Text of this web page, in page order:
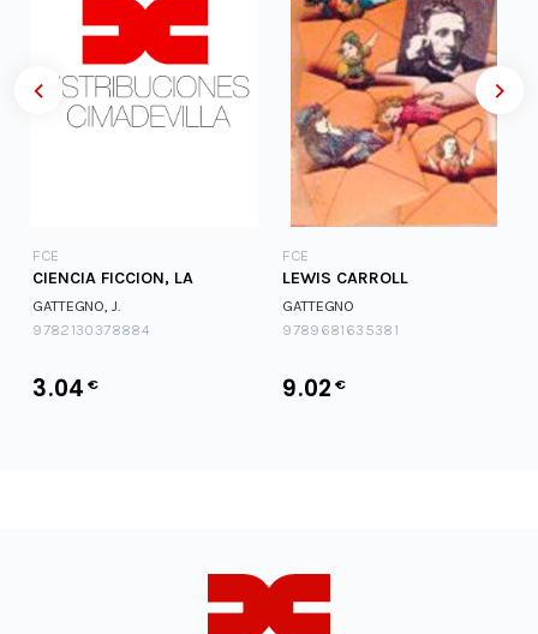
FCE
CIENCIA FICCION, LA
GATTEGNO, J.
9782130378884
3.04 €
FCE
LEWIS CARROLL
GATTEGNO
9789681635381
9.02 €